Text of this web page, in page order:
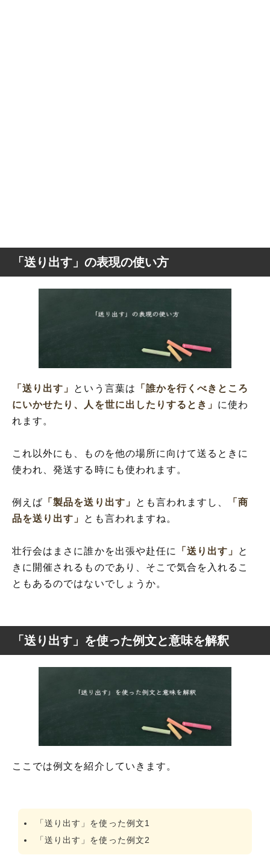
「送り出す」の表現の使い方
「送り出す」 という言葉は
「誰かを行くべきところ
にいかせたり、人を世に出したりするとき」 に使わ
れます。
これ以外にも、ものを他の場所に向けて送るときに
使われ、発送する時にも使われます。
例えば 「製品を送り出す」 とも言われますし、
「商
品を送り出す」 とも言われますね。
壮行会はまさに誰かを出張や赴任に 「送り出す」 と
きに開催されるものであり、そこで気合を入れるこ
ともあるのではないでしょうか。
「送り出す」を使った例文と意味を解釈
ここでは例文を紹介していきます。
「送り出す」を使った例文1
「送り出す」を使った例文2